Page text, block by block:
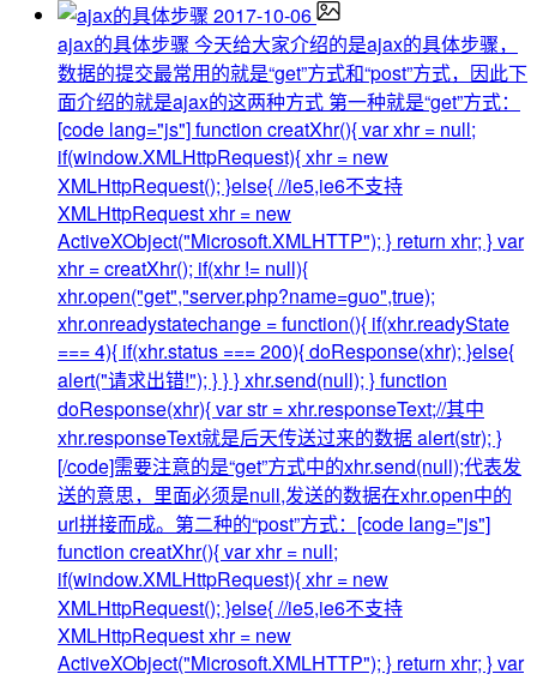
2017-10-06
ajax的具体步骤 今天给大家介绍的是ajax的具体步骤，
数据的提交最常用的就是“get”方式和“post”方式，因此下
面介绍的就是ajax的这两种方式 第一种就是“get”方式：
[code lang="js"] function creatXhr(){ var xhr = null;
if(window.XMLHttpRequest){ xhr = new
XMLHttpRequest(); }else{ //ie5,ie6不支持
XMLHttpRequest xhr = new
ActiveXObject("Microsoft.XMLHTTP"); } return xhr; } var
xhr = creatXhr(); if(xhr != null){
xhr.open("get","server.php?name=guo",true);
xhr.onreadystatechange = function(){ if(xhr.readyState
=== 4){ if(xhr.status === 200){ doResponse(xhr); }else{
alert("请求出错!"); } } } xhr.send(null); } function
doResponse(xhr){ var str = xhr.responseText;//其中
xhr.responseText就是后天传送过来的数据 alert(str); }
[/code]需要注意的是“get”方式中的xhr.send(null);代表发
送的意思，里面必须是null,发送的数据在xhr.open中的
url拼接而成。第二种的“post”方式：[code lang="js"]
function creatXhr(){ var xhr = null;
if(window.XMLHttpRequest){ xhr = new
XMLHttpRequest(); }else{ //ie5,ie6不支持
XMLHttpRequest xhr = new
ActiveXObject("Microsoft.XMLHTTP"); } return xhr; } var